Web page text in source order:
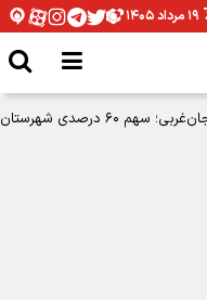
۱۹ مرداد ۱۴۰۵